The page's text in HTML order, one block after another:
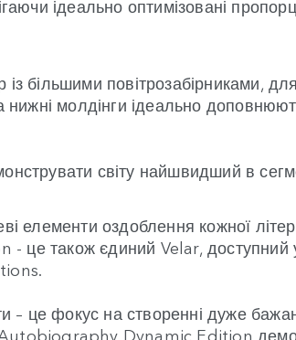
ідеально оптимізовані
більшими повітрозабірниками,
нижні молдінги ідеально
світу найшвидший в
елементи оздоблення кожної
це також єдиний Velar, доступний
це фокус на створенні дуже
Dynamic Edition